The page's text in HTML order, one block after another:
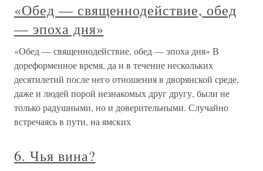
«Обед — священнодействие, обед
— эпоха дня»
«Обед — священнодействие, обед — эпоха дня» В
дореформенное время, да и в течение нескольких
десятилетий после него отношения в дворянской среде,
даже и людей порой незнакомых друг другу, были не
только радушными, но и доверительными. Случайно
встречаясь в пути, на ямских
6. Чья вина?